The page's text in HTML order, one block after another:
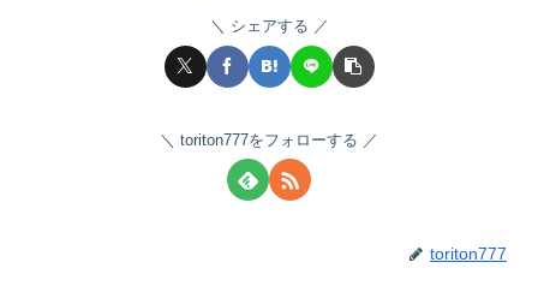
シェアする
toriton777をフォローする
toriton777